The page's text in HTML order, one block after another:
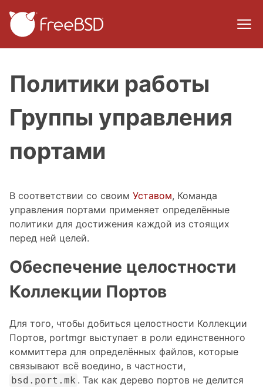
Политики работы
Группы управления
портами
В соответствии со своим Уставом, Команда
управления портами применяет определённые
политики для достижения каждой из стоящих
перед ней целей.
Обеспечение целостности
Коллекции Портов
Для того, чтобы добиться целостности Коллекции
Портов, portmgr выступает в роли единственного
коммиттера для определённых файлов, которые
связывают всё воедино, в частности,
bsd.port.mk . Так как дерево портов не делится